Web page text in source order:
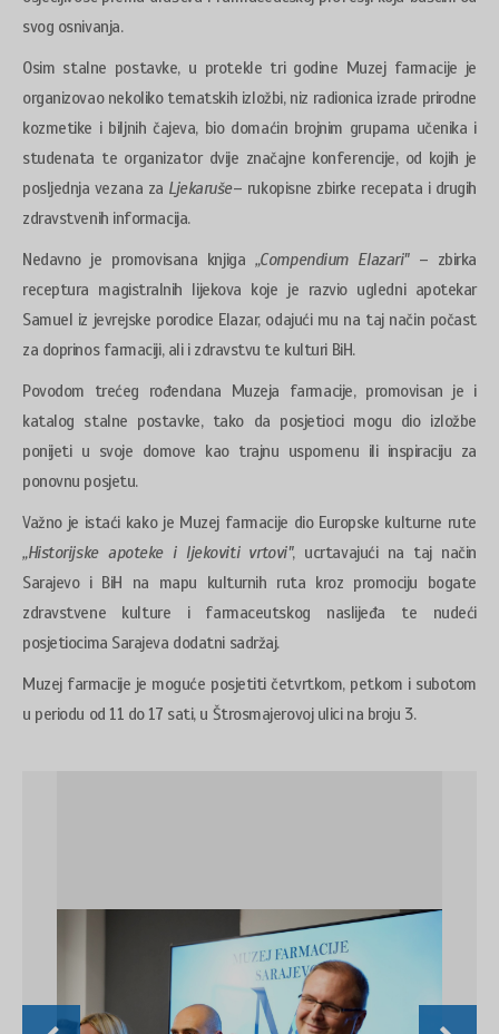
svog osnivanja.
Osim stalne postavke, u protekle tri godine Muzej farmacije je
organizovao nekoliko tematskih izložbi, niz radionica izrade prirodne
kozmetike i biljnih čajeva, bio domaćin brojnim grupama učenika i
studenata te organizator dvije značajne konferencije, od kojih je
posljednja vezana za Ljekaruše– rukopisne zbirke recepata i drugih
zdravstvenih informacija.
Nedavno je promovisana knjiga „Compendium Elazari" – zbirka
receptura magistralnih lijekova koje je razvio ugledni apotekar
Samuel iz jevrejske porodice Elazar, odajući mu na taj način počast
za doprinos farmaciji, ali i zdravstvu te kulturi BiH.
Povodom trećeg rođendana Muzeja farmacije, promovisan je i
katalog stalne postavke, tako da posjetioci mogu dio izložbe
ponijeti u svoje domove kao trajnu uspomenu ili inspiraciju za
ponovnu posjetu.
Važno je istaći kako je Muzej farmacije dio Europske kulturne rute
„Historijske apoteke i ljekoviti vrtovi", ucrtavajući na taj način
Sarajevo i BiH na mapu kulturnih ruta kroz promociju bogate
zdravstvene kulture i farmaceutskog naslijeđa te nudeći
posjetiocima Sarajeva dodatni sadržaj.
Muzej farmacije je moguće posjetiti četvrtkom, petkom i subotom
u periodu od 11 do 17 sati, u Štrosmajerovoj ulici na broju 3.